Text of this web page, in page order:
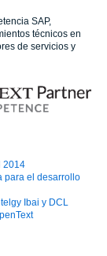
SAP,
técnicos en
de servicios y
2014
para el desarrollo
Ibai y DCL